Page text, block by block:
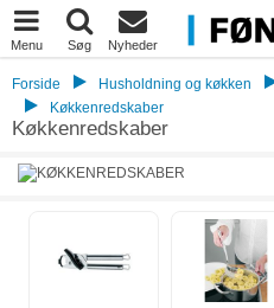
Menu Søg Nyheder
Forside Husholdning og køkken
Køkkenredskaber
Køkkenredskaber